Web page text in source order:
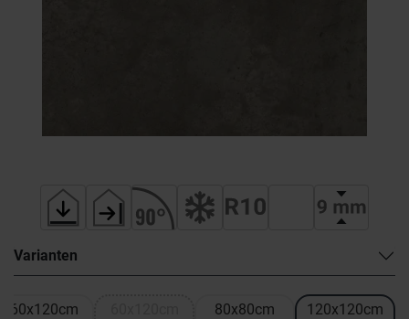
Varianten
60x120cm 80x80cm 120x120cm